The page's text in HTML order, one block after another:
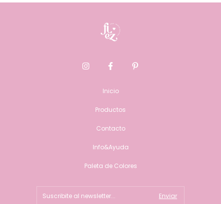
Inicio
Productos
Contacto
Info&Ayuda
Paleta de Colores